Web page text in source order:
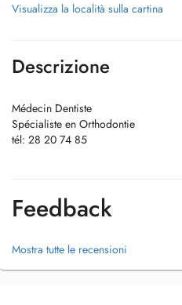
Visualizza la località sulla cartina
Descrizione
Médecin Dentiste
Spécialiste en Orthodontie
tél: 28 20 74 85
Feedback
Mostra tutte le recensioni